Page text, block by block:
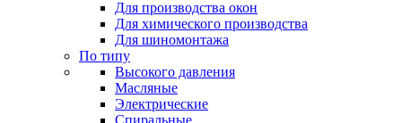
Для производства окон
Для химического производства
Для шиномонтажа
По типу
Высокого давления
Масляные
Электрические
Спиральные